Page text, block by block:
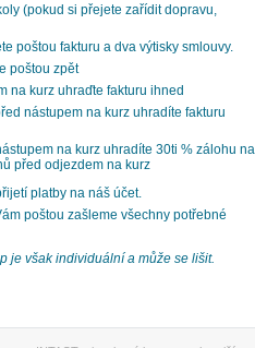
(pokud si přejete zařídit dopravu,
poštou fakturu a dva výtisky smlouvy.
poštou zpět
na kurz uhraďte fakturu ihned
nástupem na kurz uhradíte fakturu
na kurz uhradíte 30ti % zálohu na
před odjezdem na kurz
platby na náš účet.
poštou zašleme všechny potřebné
je však individuální a může se lišit.